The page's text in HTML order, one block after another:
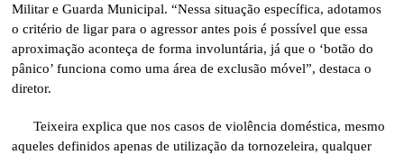
Militar e Guarda Municipal. “Nessa situação específica, adotamos
o critério de ligar para o agressor antes pois é possível que essa
aproximação aconteça de forma involuntária, já que o ‘botão do
pânico’ funciona como uma área de exclusão móvel”, destaca o
diretor.
Teixeira explica que nos casos de violência doméstica, mesmo
aqueles definidos apenas de utilização da tornozeleira, qualquer